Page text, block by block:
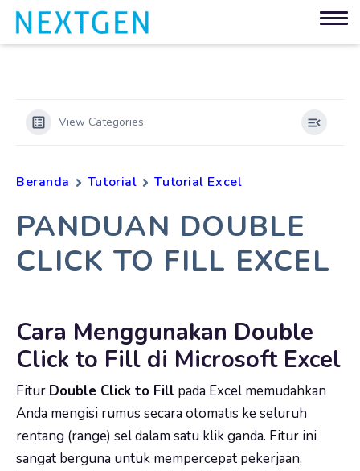
View Categories
Beranda Tutorial Tutorial Excel
PANDUAN DOUBLE
CLICK TO FILL EXCEL
Cara Menggunakan Double
Click to Fill di Microsoft Excel
Fitur Double Click to Fill pada Excel memudahkan
Anda mengisi rumus secara otomatis ke seluruh
rentang (range) sel dalam satu klik ganda. Fitur ini
sangat berguna untuk mempercepat pekerjaan,